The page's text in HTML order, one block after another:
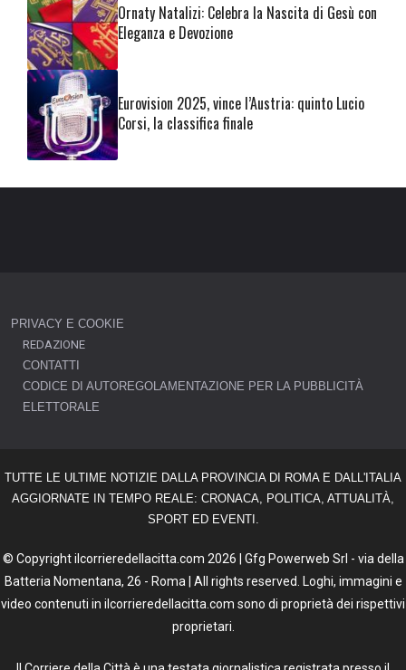
Ornaty Natalizi: Celebra la Nascita di Gesù con
Eleganza e Devozione
Eurovision 2025, vince l’Austria: quinto Lucio
Corsi, la classifica finale
PRIVACY E COOKIE
REDAZIONE
CONTATTI
CODICE DI AUTOREGOLAMENTAZIONE PER LA PUBBLICITÀ
ELETTORALE
TUTTE LE ULTIME NOTIZIE DALLA PROVINCIA DI ROMA E DALL'ITALIA
AGGIORNATE IN TEMPO REALE: CRONACA, POLITICA, ATTUALITÀ,
SPORT ED EVENTI.
© Copyright ilcorrieredellacitta.com 2026 | Gfg Powerweb Srl - via della
Batteria Nomentana, 26 - Roma | All rights reserved. Loghi, immagini e
video contenuti in ilcorrieredellacitta.com sono di proprietà dei rispettivi
proprietari.